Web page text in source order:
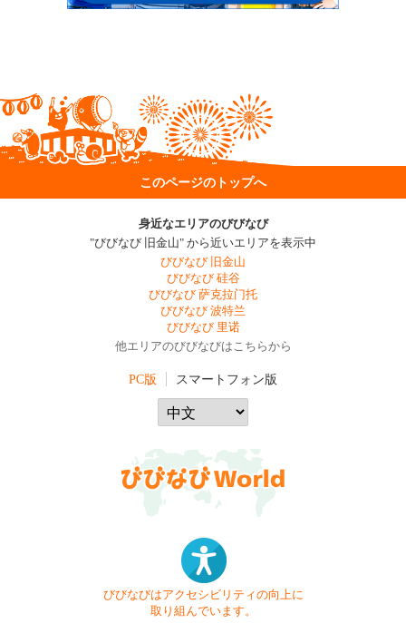
このページのトップへ
身近なエリアのびびなび
"びびなび 旧金山" から近いエリアを表示中
びびなび 旧金山
びびなび 硅谷
びびなび 萨克拉门托
びびなび 波特兰
びびなび 里诺
他エリアのびびなびはこちらから
PC版 スマートフォン版
びびなびはアクセシビリティの向上に
取り組んでいます。